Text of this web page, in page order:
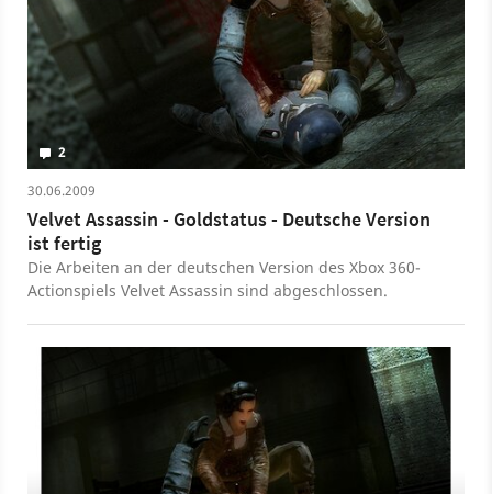
2
30.06.2009
Velvet Assassin - Goldstatus - Deutsche Version
ist fertig
Die Arbeiten an der deutschen Version des Xbox 360-
Actionspiels Velvet Assassin sind abgeschlossen.